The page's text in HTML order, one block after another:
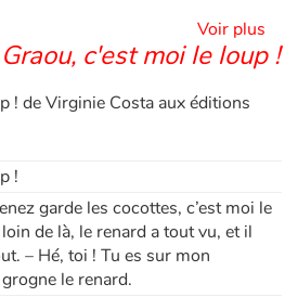
lecture
Voir plus
Graou, c'est moi le loup !
! de Virginie Costa aux éditions
!
garde les cocottes, c’est moi le
de là, le renard a tout vu, et il
– Hé, toi ! Tu es sur mon
le renard.